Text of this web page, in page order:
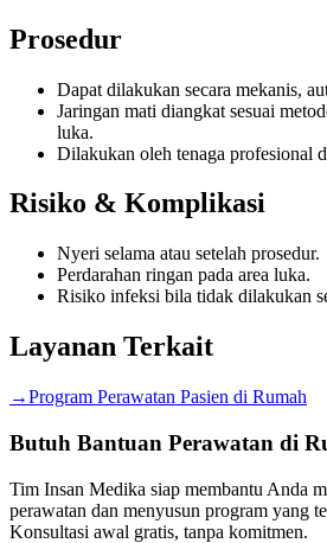
Prosedur
Dapat dilakukan secara mekanis,
Jaringan mati diangkat sesuai
luka.
Dilakukan oleh tenaga profesional
Risiko & Komplikasi
Nyeri selama atau setelah prosedur.
Perdarahan ringan pada area luka.
Risiko infeksi bila tidak dilakukan
Layanan Terkait
→Program Perawatan Pasien di Rumah
Butuh Bantuan Perawatan di
Tim Insan Medika siap membantu Anda
perawatan dan menyusun program yang
Konsultasi awal gratis, tanpa komitmen.